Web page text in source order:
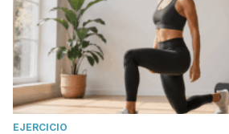
EJERCICIO